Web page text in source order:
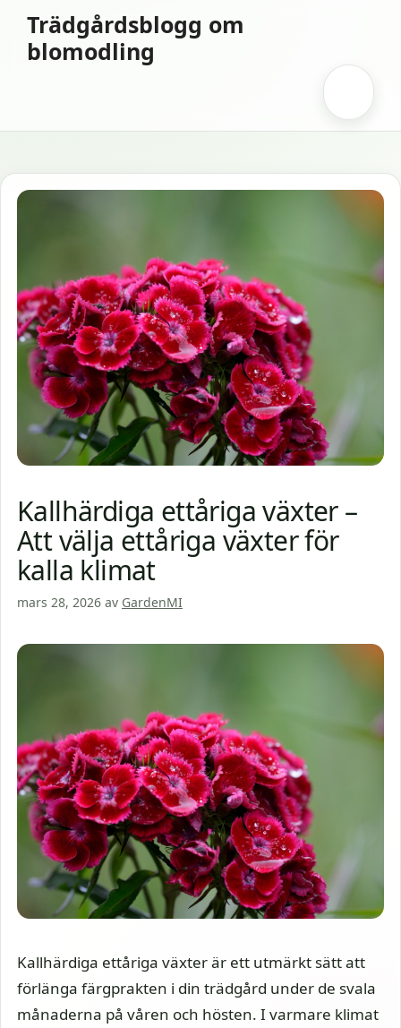
innehåll
Trädgårdsblogg om
blomodling
Kallhärdiga ettåriga växter –
Att välja ettåriga växter för
kalla klimat
mars 28, 2026 av GardenMI
Kallhärdiga ettåriga växter är ett utmärkt sätt att
förlänga färgprakten i din trädgård under de svala
månaderna på våren och hösten. I varmare klimat